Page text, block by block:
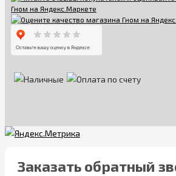
Заказать обратный